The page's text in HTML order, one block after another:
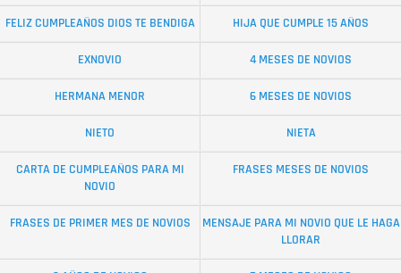
FELIZ CUMPLEAÑOS DIOS TE BENDIGA HIJA QUE CUMPLE 15 AÑOS
EXNOVIO 4 MESES DE NOVIOS
HERMANA MENOR 6 MESES DE NOVIOS
NIETO NIETA
CARTA DE CUMPLEAÑOS PARA MI
NOVIO
FRASES MESES DE NOVIOS
FRASES DE PRIMER MES DE NOVIOS
MENSAJE PARA MI NOVIO QUE LE HAGA
LLORAR